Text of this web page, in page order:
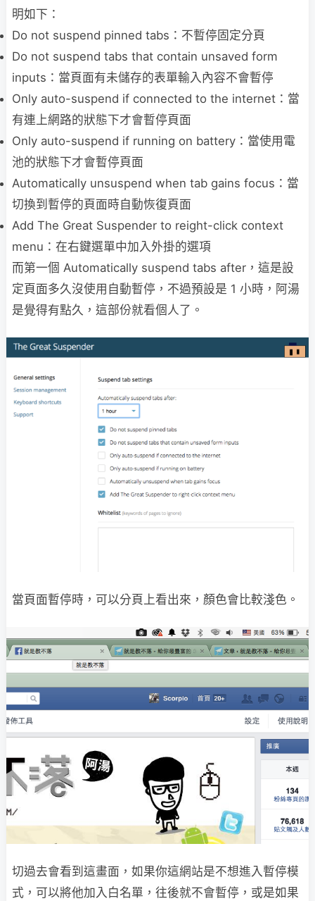
明如下：
Do not suspend pinned tabs：不暫停固定分頁
Do not suspend tabs that contain unsaved form
inputs：當頁面有未儲存的表單輸入內容不會暫停
Only auto-suspend if connected to the internet：當
有連上網路的狀態下才會暫停頁面
Only auto-suspend if running on battery：當使用電
池的狀態下才會暫停頁面
Automatically unsuspend when tab gains focus：當
切換到暫停的頁面時自動恢復頁面
Add The Great Suspender to reight-click context
menu：在右鍵選單中加入外掛的選項
而第一個 Automatically suspend tabs after，這是設
定頁面多久沒使用自動暫停，不過預設是 1 小時，阿湯
是覺得有點久，這部份就看個人了。
當頁面暫停時，可以分頁上看出來，顏色會比較淺色。
切過去會看到這畫面，如果你這網站是不想進入暫停模
式，可以將他加入白名單，往後就不會暫停，或是如果